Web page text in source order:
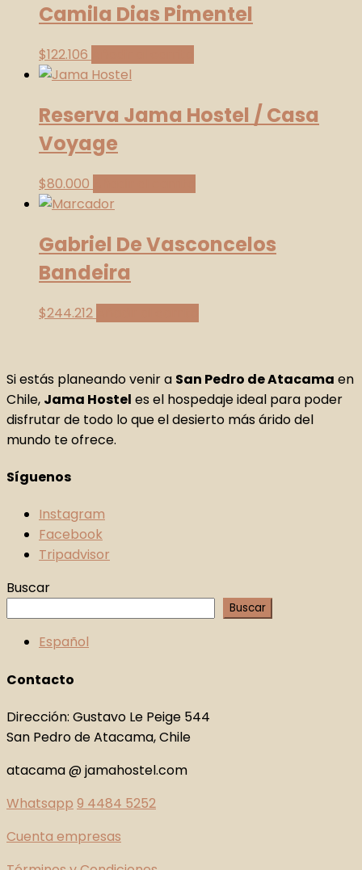
Camila Dias Pimentel
$122.106
Reserva Jama Hostel / Casa
Voyage
$80.000
Gabriel De Vasconcelos
Bandeira
$244.212
Si estás planeando venir a San Pedro de Atacama en
Chile, Jama Hostel es el hospedaje ideal para poder
disfrutar de todo lo que el desierto más árido del
mundo te ofrece.
Síguenos
Instagram
Facebook
Tripadvisor
Buscar
Buscar
Español
Contacto
Dirección: Gustavo Le Peige 544
San Pedro de Atacama, Chile
atacama @ jamahostel.com
Whatsapp 9 4484 5252
Cuenta empresas